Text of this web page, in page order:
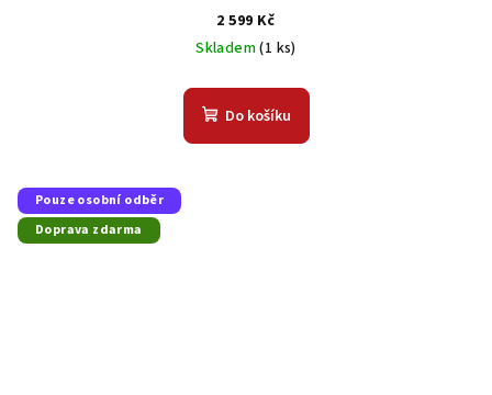
2 599 Kč
Skladem(1 ks)
Do košíku
Pouze osobní odběr
Doprava zdarma